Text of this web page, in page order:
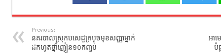
Previous:
នគរបាលស្រុកបសេដ្ឋក្របួចមុខសញ្ញាម្នាក់
ដកហូតថ្នាំញៀន១០កញ្ចប់
អា
បំ